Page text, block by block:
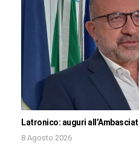
Latronico: auguri
8 Agosto 2026